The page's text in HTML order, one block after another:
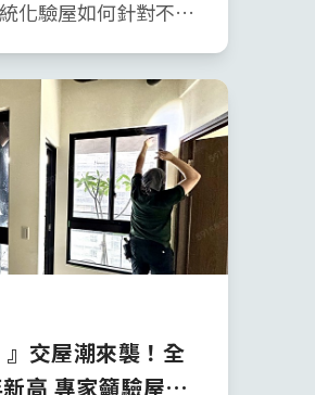
化驗屋如何針對不同
點、避免驗屋糾紛、
更預測未來AI與智慧
，讓買房更安心，減
』交屋潮來襲！全
高 專家籲驗屋防